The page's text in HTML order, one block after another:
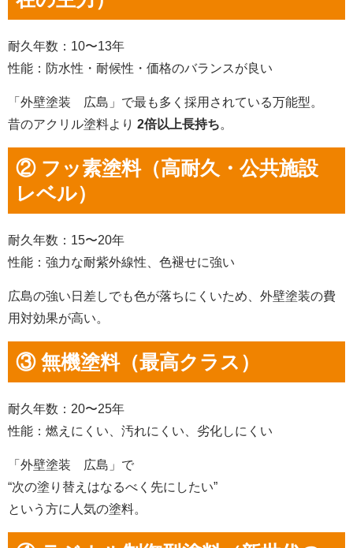
耐久年数：10〜13年
性能：防水性・耐候性・価格のバランスが良い
「外壁塗装 広島」で最も多く採用されている万能型。
昔のアクリル塗料より 2倍以上長持ち。
② フッ素塗料（高耐久・公共施設
レベル）
耐久年数：15〜20年
性能：強力な耐紫外線性、色褪せに強い
広島の強い日差しでも色が落ちにくいため、外壁塗装の費
用対効果が高い。
③ 無機塗料（最高クラス）
耐久年数：20〜25年
性能：燃えにくい、汚れにくい、劣化しにくい
「外壁塗装 広島」で
“次の塗り替えはなるべく先にしたい”
という方に人気の塗料。